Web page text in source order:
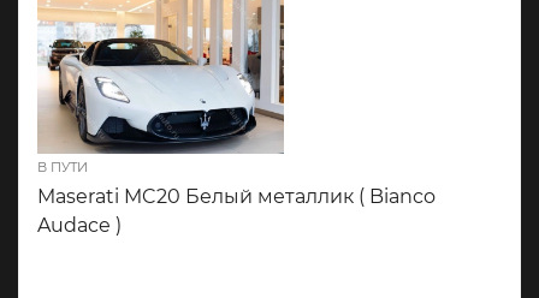
В ПУТИ
Maserati MC20 Белый металлик ( Bianco
Audace )